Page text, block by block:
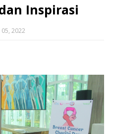
Inspirasi
2022